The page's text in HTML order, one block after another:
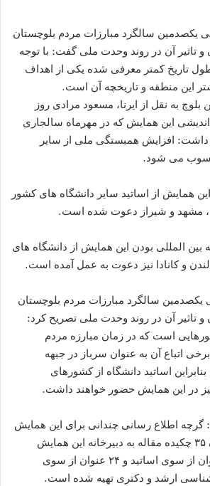
یکصدمین سالگرد مبارزات مردم بلوچستان
و تاثیر آن در روند وحدت ملی گفت: با توجه
طول تاریخ کمتر معرفی شده یکی از اهداف
این منطقه و تاریخچه آن است.
به نقل از ایرنا، مسعود مرادی روز
این همایش که در مهرماه سالجاری
داشت: افزایش همبستگی ملی از سایر
می شود.
همایش از اساتید سایر دانشگاه های کشور
مشهد و شیراز دعوت شده است.
بین المللی بودن این همایش از دانشگاه های
و کانادا نیز دعوت به عمل آمده است.
یکصدمین سالگرد مبارزات مردم بلوچستان
و تاثیر آن در روند وحدت ملی تصریح کرد:
است که در زمان مبارزه مردم
اتباع آن به عنوان سرباز در جبهه
اساتید دانشگاه از کشورهای
در این همایش حضور خواهند داشت.
اطلاع رسانی چندانی برای این همایش
انجام نشده اما تا کنون ۳۵ چکیده مقاله به دبیرخانه این همایش
ارسال شده که ۱۱ عنوان از سوی اساتید و ۲۴ عنوان از سوی
ارشد و دکتری تهیه شده است.